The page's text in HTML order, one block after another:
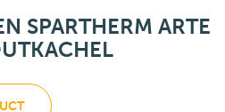
SPARTHERM ARTE